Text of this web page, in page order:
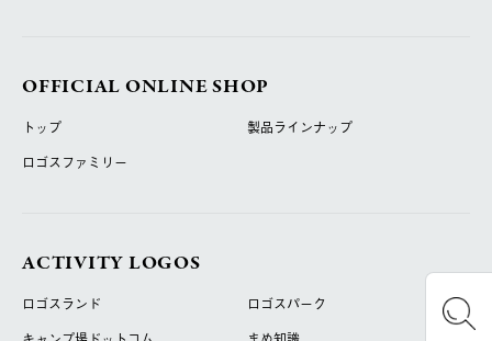
OFFICIAL ONLINE SHOP
トップ
製品ラインナップ
ロゴスファミリー
ACTIVITY LOGOS
ロゴスランド
ロゴスパーク